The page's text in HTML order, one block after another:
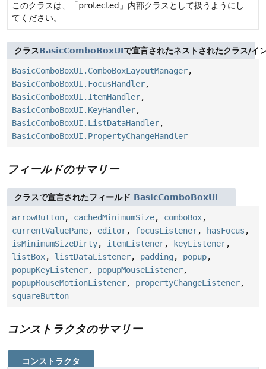
このクラスは、「protected」内部クラスとして扱うようにし
てください。
クラスBasicComboBoxUIで宣言されたネストされたクラス/イ
BasicComboBoxUI.ComboBoxLayoutManager,
BasicComboBoxUI.FocusHandler,
BasicComboBoxUI.ItemHandler,
BasicComboBoxUI.KeyHandler,
BasicComboBoxUI.ListDataHandler,
BasicComboBoxUI.PropertyChangeHandler
フィールドのサマリー
クラスで宣言されたフィールド BasicComboBoxUI
arrowButton, cachedMinimumSize, comboBox,
currentValuePane, editor, focusListener, hasFocus ,
isMinimumSizeDirty, itemListener, keyListener,
listBox, listDataListener, padding , popup,
popupKeyListener, popupMouseListener,
popupMouseMotionListener, propertyChangeListener,
squareButton
コンストラクタのサマリー
コンストラクタ